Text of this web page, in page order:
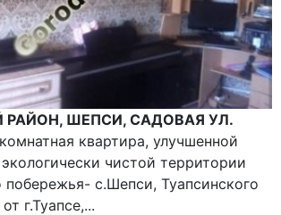
РАЙОН, ШЕПСИ, САДОВАЯ УЛ.
квартира, улучшенной
чистой территории
с.Шепси, Туапсинского
г.Туапсе,...